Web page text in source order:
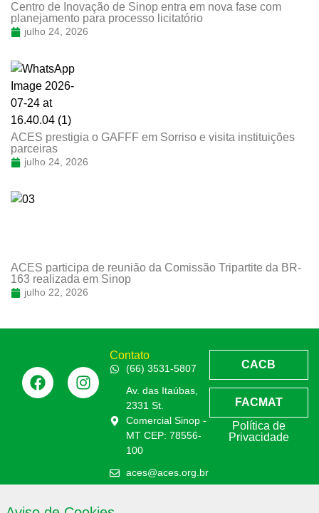
Centro de Inovação de Sinop entra em nova fase com
planejamento para processo licitatório
julho 24, 2026
ACES prestigia o GAFFF em Sorriso e visita instituições
parceiras
julho 24, 2026
ACES participa de reunião da Comissão Tripartite da BR-
163 realizada em Sinop
julho 22, 2026
Contato
(66) 3531-5807
Av. das Itaúbas,
2331 St.
Comercial Sinop -
MT CEP: 78556-
100
aces@aces.org.br
CACB
FACMAT
Política de
Privacidade